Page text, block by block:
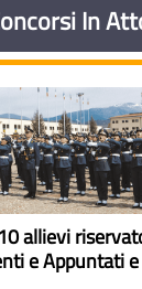
In
allievi
e Appuntati